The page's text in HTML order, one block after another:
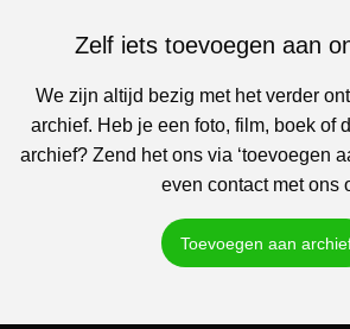
Zelf iets toevoegen aan
We zijn altijd bezig met het verder
archief. Heb je een foto, film, boek of
archief? Zend het ons via ‘toevoegen
even contact met ons
Toevoegen aan